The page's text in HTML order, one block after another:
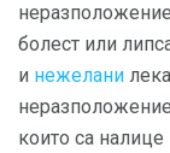
болест или
и нежелани
които са